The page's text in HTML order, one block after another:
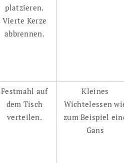
platzieren.
Vierte Kerze
abbrennen.
Festmahl auf
dem Tisch
verteilen.
Kleines
Wichtelessen
zum Beispiel
Gans